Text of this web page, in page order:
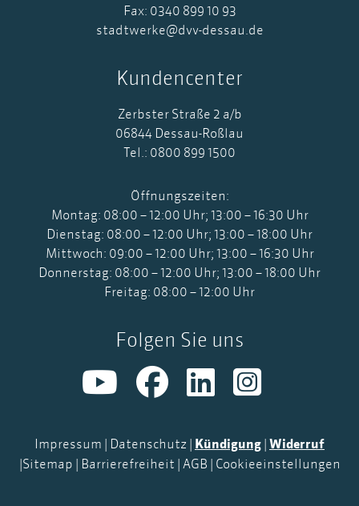
Fax: 0340 899 10 93
stadtwerke@dvv-dessau.de
Kundencenter
Zerbster Straße 2 a/b
06844 Dessau-Roßlau
Tel.: 0800 899 1500
Öffnungszeiten:
Montag: 08:00 – 12:00 Uhr; 13:00 – 16:30 Uhr
Dienstag: 08:00 – 12:00 Uhr; 13:00 – 18:00 Uhr
Mittwoch: 09:00 – 12:00 Uhr; 13:00 – 16:30 Uhr
Donnerstag: 08:00 – 12:00 Uhr; 13:00 – 18:00 Uhr
Freitag: 08:00 – 12:00 Uhr
Folgen Sie uns
Impressum | Datenschutz | Kündigung | Widerruf
|Sitemap | Barrierefreiheit | AGB | Cookieeinstellungen